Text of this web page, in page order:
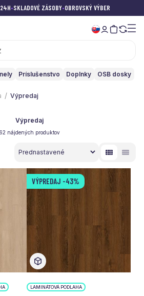
24H•SKLADOVÉ ZÁSOBY•OBROVSKÝ VÝBER
Príslušenstvo Doplnky OSB dosky
Výpredaj
Výpredaj
62 nájdených produktov
VÝPREDAJ -43%
LAMINÁTOVÁ PODLAHA